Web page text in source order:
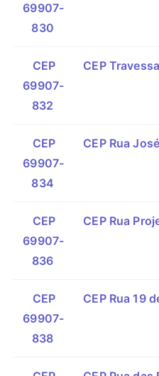
69907-
830
CEP
69907-
832
CEP
CEP
69907-
834
CEP Rua
CEP
69907-
836
CEP Rua
CEP
69907-
838
CEP Rua 19